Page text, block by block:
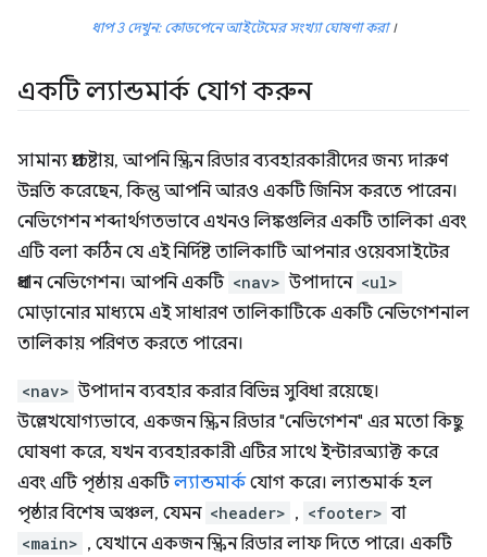
ধাপ 3 দেখুন: কোডপেনে আইটেমের সংখ্যা ঘোষণা করা।
একটি ল্যান্ডমার্ক যোগ করুন
সামান্য প্রচেষ্টায়, আপনি স্ক্রিন রিডার ব্যবহারকারীদের জন্য দারুণ
উন্নতি করেছেন, কিন্তু আপনি আরও একটি জিনিস করতে পারেন।
নেভিগেশন শব্দার্থগতভাবে এখনও লিঙ্কগুলির একটি তালিকা এবং
এটি বলা কঠিন যে এই নির্দিষ্ট তালিকাটি আপনার ওয়েবসাইটের
প্রধান নেভিগেশন। আপনি একটি <nav> উপাদানে <ul>
মোড়ানোর মাধ্যমে এই সাধারণ তালিকাটিকে একটি নেভিগেশনাল
তালিকায় পরিণত করতে পারেন।
<nav> উপাদান ব্যবহার করার বিভিন্ন সুবিধা রয়েছে।
উল্লেখযোগ্যভাবে, একজন স্ক্রিন রিডার "নেভিগেশন" এর মতো কিছু
ঘোষণা করে, যখন ব্যবহারকারী এটির সাথে ইন্টারঅ্যাক্ট করে
এবং এটি পৃষ্ঠায় একটিল্যান্ডমার্কযোগ করে। ল্যান্ডমার্ক হল
পৃষ্ঠার বিশেষ অঞ্চল, যেমন <header> , <footer> বা
<main> , যেখানে একজন স্ক্রিন রিডার লাফ দিতে পারে। একটি